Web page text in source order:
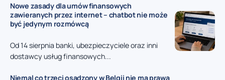
Nowe zasady dla umów finansowych
zawieranych przez internet – chatbot nie może
być jedynym rozmówcą
Od 14 sierpnia banki, ubezpieczyciele oraz inni
dostawcy usług finansowych...
Niemal co trzeci osadzony w Belgii nie ma prawa